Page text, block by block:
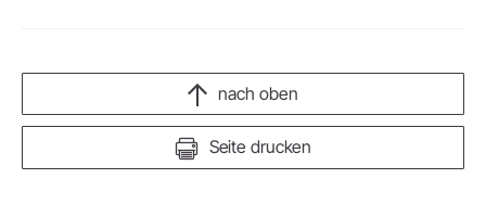
Seite drucken
nach oben